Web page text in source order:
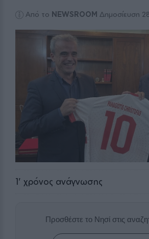
Από το NEWSROOM Δημοσίευση
1' χρόνος ανάγνωσης
Προσθέστε το Νησί στις